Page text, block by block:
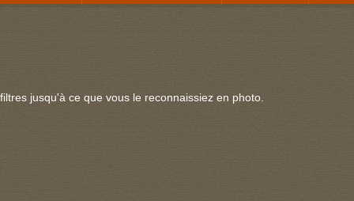
jusqu'à ce que vous le reconnaissiez en photo.